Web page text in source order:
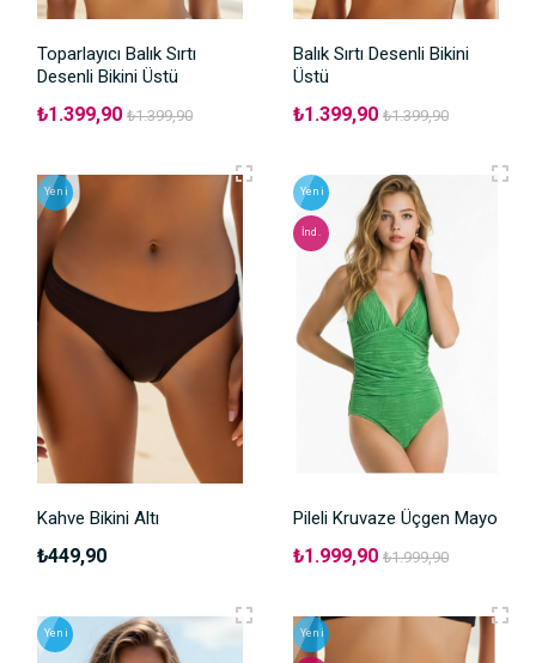
Toparlayıcı Balık Sırtı
Desenli Bikini Üstü
₺1.399,90 ₺1.399,90
Balık Sırtı Desenli Bikini
Üstü
₺1.399,90 ₺1.399,90
Yeni
Kahve Bikini Altı
₺449,90
Yeni
İnd.
Pileli Kruvaze Üçgen Mayo
₺1.999,90 ₺1.999,90
Yeni Yeni